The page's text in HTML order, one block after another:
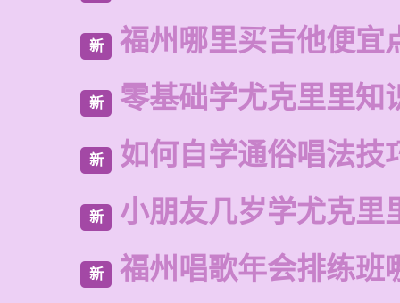
新 福州哪里买吉他便宜
新 零基础学尤克里里知
新 如何自学通俗唱法技
新 小朋友几岁学尤克里
新 福州唱歌年会排练班